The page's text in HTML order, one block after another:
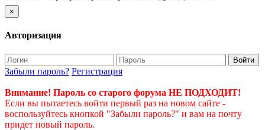
×
Авторизация
Войти
Забыли пароль? Регистрация
Внимание! Пароль со старого форума НЕ ПОДХОДИТ!
Если вы пытаетесь войти первый раз на новом сайте -
воспользуйтесь кнопкой "Забыли пароль?" и вам на почту
придет новый пароль.